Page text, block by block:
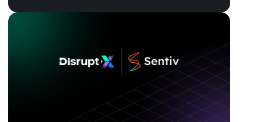
aset perusahaan dan keterlihatan operasi
masa nyata merentasi persekitaran pelabuhan